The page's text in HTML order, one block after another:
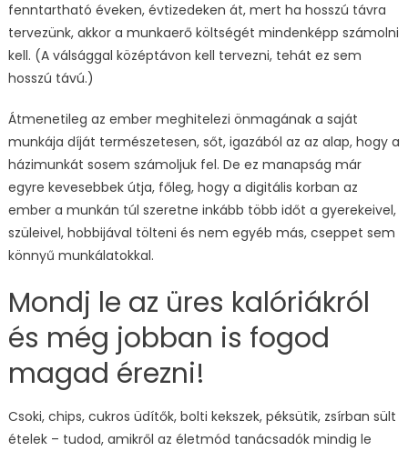
fenntartható éveken, évtizedeken át, mert ha hosszú távra
tervezünk, akkor a munkaerő költségét mindenképp számolni
kell. (A válsággal középtávon kell tervezni, tehát ez sem
hosszú távú.)
Átmenetileg az ember meghitelezi önmagának a saját
munkája díját természetesen, sőt, igazából az az alap, hogy a
házimunkát sosem számoljuk fel. De ez manapság már
egyre kevesebbek útja, főleg, hogy a digitális korban az
ember a munkán túl szeretne inkább több időt a gyerekeivel,
szüleivel, hobbijával tölteni és nem egyéb más, cseppet sem
könnyű munkálatokkal.
Mondj le az üres kalóriákról
és még jobban is fogod
magad érezni!
Csoki, chips, cukros üdítők, bolti kekszek, péksütik, zsírban sült
ételek – tudod, amikről az életmód tanácsadók mindig le